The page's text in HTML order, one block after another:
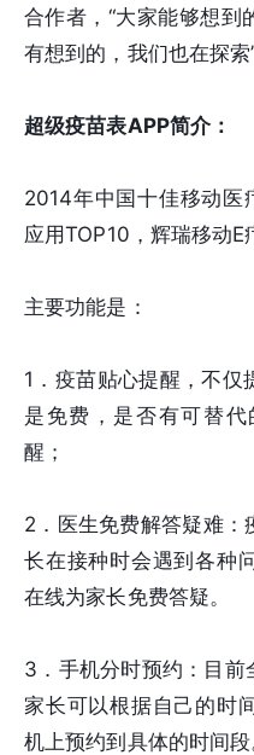
合作者，“大家能够想到
有想到的，我们也在探索”
超级疫苗表APP简介：
2014年中国十佳移动医
应用TOP10，辉瑞移动E
主要功能是：
1．疫苗贴心提醒，不仅
是免费，是否有可替
醒；
2．医生免费解答疑难：
长在接种时会遇到各种
在线为家长免费答疑。
3．手机分时预约：目前
家长可以根据自己的时
机上预约到具体的时间段